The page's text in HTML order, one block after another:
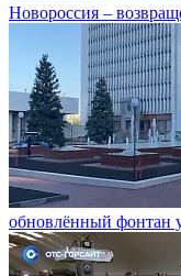
Новороссия –
обновлённый фонтан